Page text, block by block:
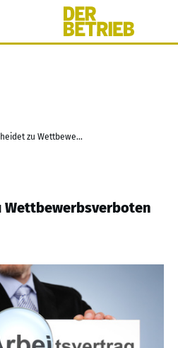
BAG entscheidet zu Wettbewerbsverboten im Arbeitsvertrag
Wettbewerbsverboten